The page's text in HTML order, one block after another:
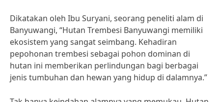
Dikatakan oleh Ibu Suryani, seorang peneliti alam di
Banyuwangi, “Hutan Trembesi Banyuwangi memiliki
ekosistem yang sangat seimbang. Kehadiran
pepohonan trembesi sebagai pohon dominan di
hutan ini memberikan perlindungan bagi berbagai
jenis tumbuhan dan hewan yang hidup di dalamnya.”